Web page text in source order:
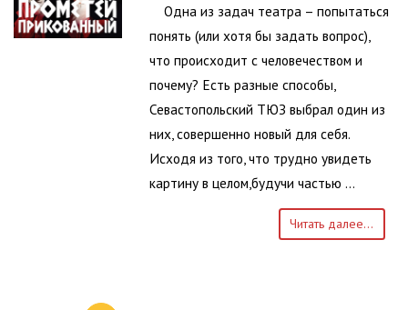
Одна из задач театра – попытаться
понять (или хотя бы задать вопрос),
что происходит с человечеством и
почему? Есть разные способы,
Севастопольский ТЮЗ выбрал один из
них, совершенно новый для себя.
Исходя из того, что трудно увидеть
картину в целом,будучи частью …
Читать далее...